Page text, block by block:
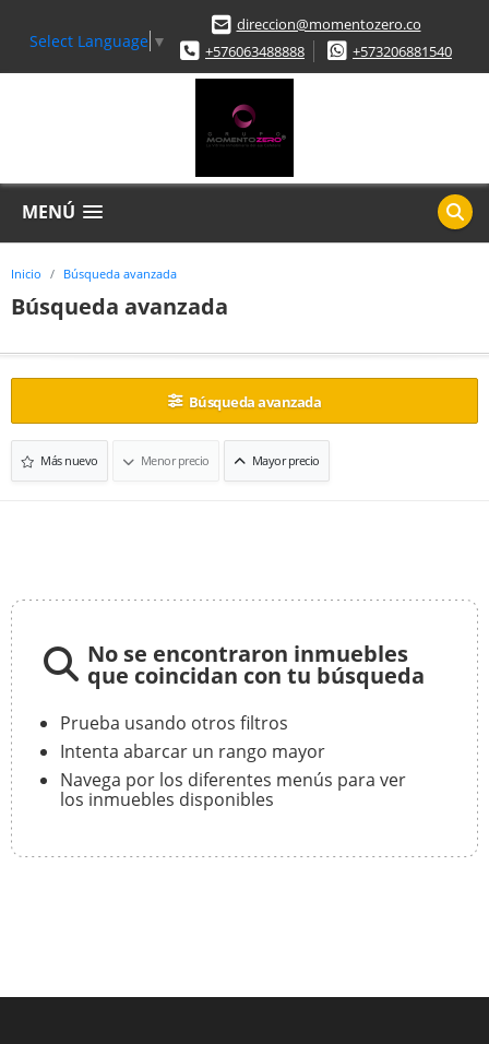
Select Language ▼
direccion@momentozero.co
+576063488888
+573206881540
MENÚ
Inicio Búsqueda avanzada
Búsqueda avanzada
Búsqueda avanzada
Más nuevo Menor precio Mayor precio
No se encontraron inmuebles
que coincidan con tu búsqueda
Prueba usando otros filtros
Intenta abarcar un rango mayor
Navega por los diferentes menús para ver
los inmuebles disponibles